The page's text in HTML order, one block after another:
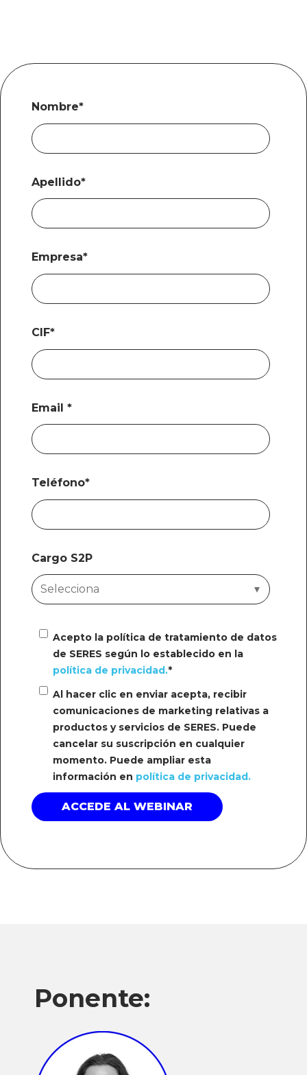
Nombre*
Apellido*
Empresa*
CIF*
Email*
Teléfono*
Cargo S2P
Acepto la política de tratamiento de datos
de SERES según lo establecido en la
política de privacidad.*
Al hacer clic en enviar acepta, recibir
comunicaciones de marketing relativas a
productos y servicios de SERES. Puede
cancelar su suscripción en cualquier
momento. Puede ampliar esta
información en política de privacidad.
Ponente: